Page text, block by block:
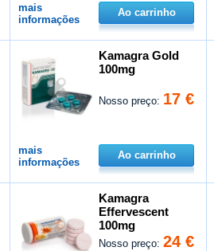
mais
informações
Ao carrinho
Kamagra Gold
100mg
Nosso preço: 17 €
mais
informações
Ao carrinho
Kamagra
Effervescent
100mg
Nosso preço:24 €